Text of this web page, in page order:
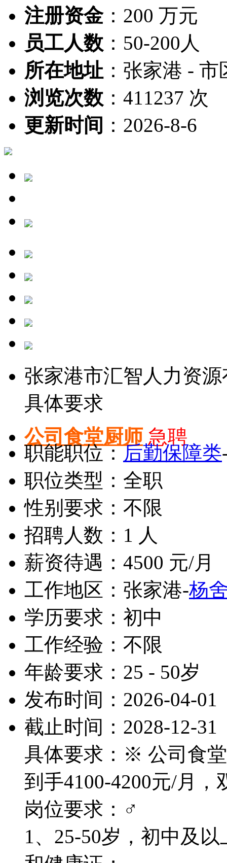
注册资金： 200 万元
员工人数 ： 50-200人
所在地址 ： 张家港 - 市
浏览次数 ： 411237 次
更新时间 ： 2026-8-6
张家港市汇智人力资
具体要求
公司食堂厨师 急聘
职能职位：后勤保障类
职位类型：全职
性别要求：不限
招聘人数：1 人
薪资待遇：4500 元/月
工作地区：张家港-杨
学历要求：初中
工作经验：不限
年龄要求：25 - 50岁
发布时间：2026-04-01
截止时间：2028-12-31
具体要求：※ 公司食
到手4100-4200元/月，
岗位要求：♂
1、25-50岁，初中及